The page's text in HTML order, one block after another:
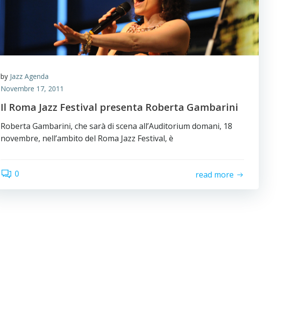
by Jazz Agenda
Novembre 17, 2011
Il Roma Jazz Festival presenta Roberta Gambarini
Roberta Gambarini, che sarà di scena all’Auditorium domani, 18
novembre, nell’ambito del Roma Jazz Festival, è
0 read more